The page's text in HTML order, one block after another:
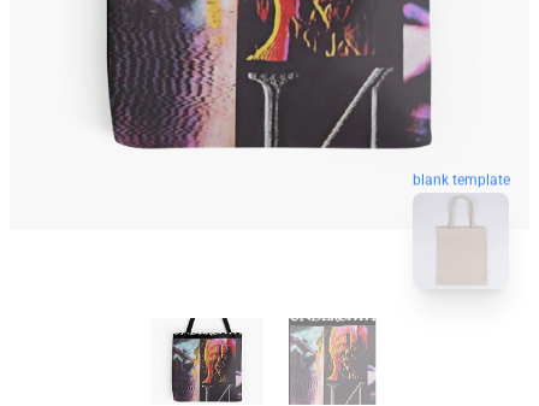
blank template